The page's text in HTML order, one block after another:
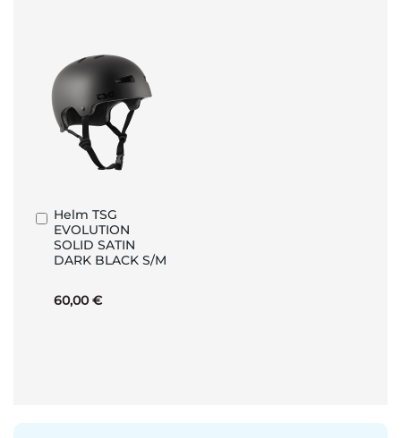
Helm TSG
EVOLUTION
SOLID SATIN
DARK BLACK S/M
60,00 €
In
den
Warenkorb